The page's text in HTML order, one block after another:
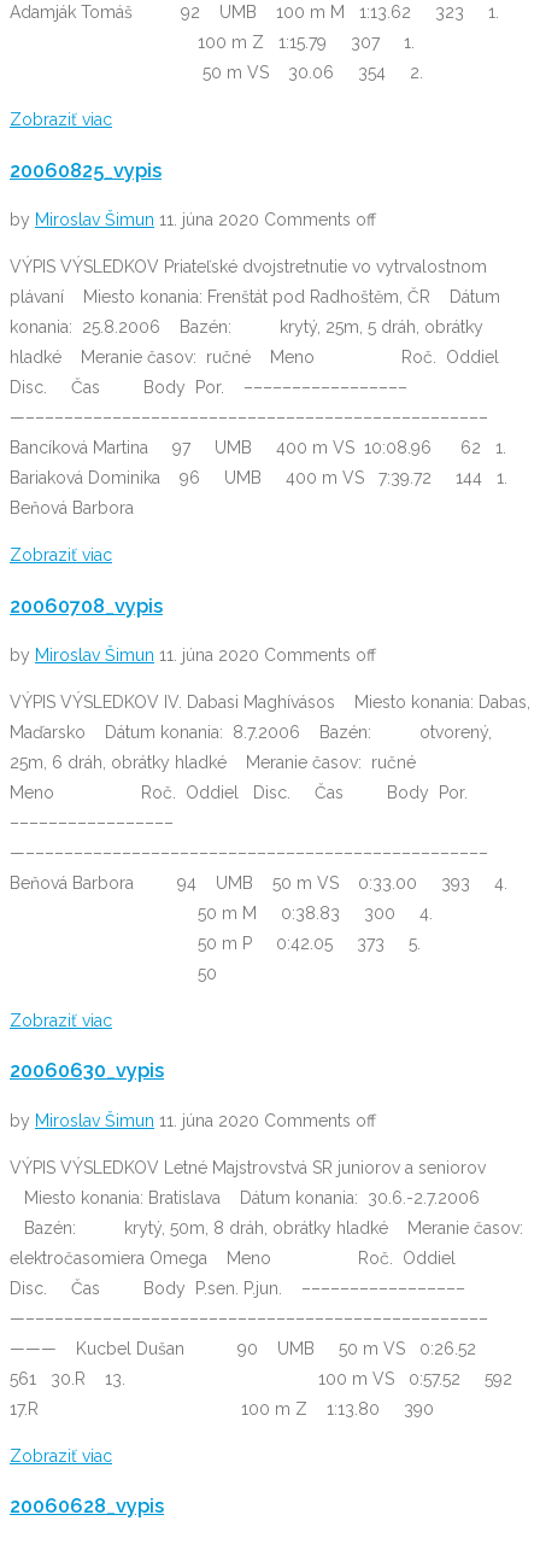
Adamják Tomáš 92 UMB 100 m M 1:13.62 323 1.
100 m Z 1:15.79 307 1.
50 m VS 30.06 354 2.
Zobraziť viac
20060825_vypis
by Miroslav Šimun 11. júna 2020 Comments off
VÝPIS VÝSLEDKOV Priateľské dvojstretnutie vo vytrvalostnom
plávaní Miesto konania: Frenštát pod Radhoštěm, ČR Dátum
konania: 25.8.2006 Bazén: krytý, 25m, 5 dráh, obrátky
hladké Meranie časov: ručné Meno Roč. Oddiel
Disc. Čas Body Por. –––––––––––––––––
—––––––––––––––––––––––––––––––––––––––––––––––––
Bancíková Martina 97 UMB 400 m VS 10:08.96 62 1.
Bariaková Dominika 96 UMB 400 m VS 7:39.72 144 1.
Beňová Barbora
Zobraziť viac
20060708_vypis
by Miroslav Šimun 11. júna 2020 Comments off
VÝPIS VÝSLEDKOV IV. Dabasi Maghívásos Miesto konania: Dabas,
Maďarsko Dátum konania: 8.7.2006 Bazén: otvorený,
25m, 6 dráh, obrátky hladké Meranie časov: ručné
Meno Roč. Oddiel Disc. Čas Body Por.
–––––––––––––––––
—––––––––––––––––––––––––––––––––––––––––––––––––
Beňová Barbora 94 UMB 50 m VS 0:33.00 393 4.
50 m M 0:38.83 300 4.
50 m P 0:42.05 373 5.
50
Zobraziť viac
20060630_vypis
by Miroslav Šimun 11. júna 2020 Comments off
VÝPIS VÝSLEDKOV Letné Majstrovstvá SR juniorov a seniorov
Miesto konania: Bratislava Dátum konania: 30.6.-2.7.2006
Bazén: krytý, 50m, 8 dráh, obrátky hladké Meranie časov:
elektročasomiera Omega Meno Roč. Oddiel
Disc. Čas Body P.sen. P.jun. –––––––––––––––––
—––––––––––––––––––––––––––––––––––––––––––––––––
——— Kucbel Dušan 90 UMB 50 m VS 0:26.52
561 30.R 13. 100 m VS 0:57.52 592
17.R 100 m Z 1:13.80 390
Zobraziť viac
20060628_vypis